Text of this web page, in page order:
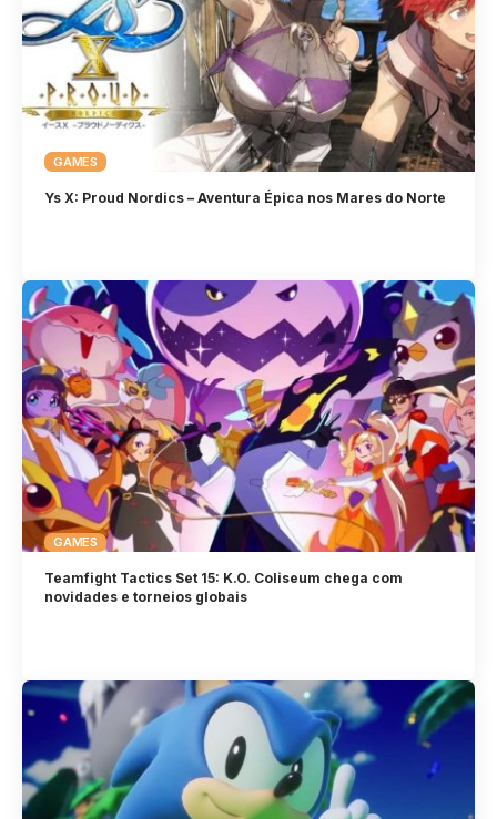
GAMES
Ys X: Proud Nordics – Aventura Épica nos Mares do Norte
GAMES
Teamfight Tactics Set 15: K.O. Coliseum chega com
novidades e torneios globais